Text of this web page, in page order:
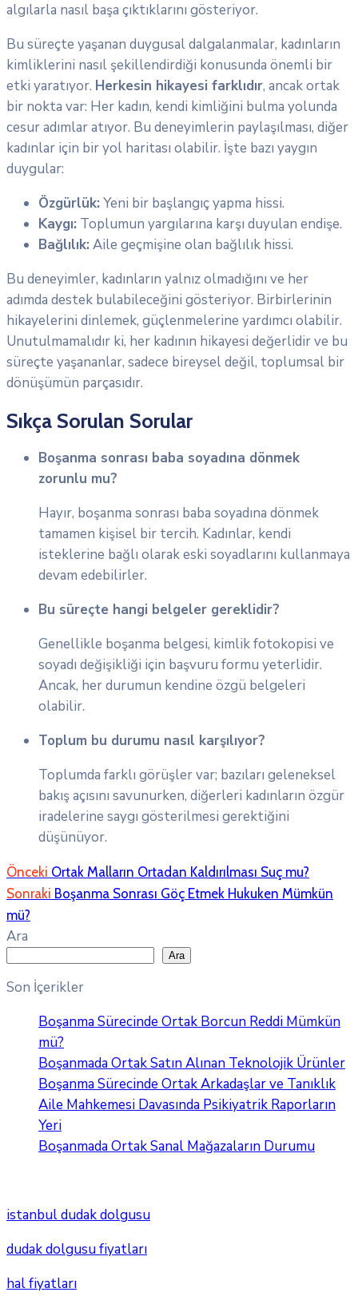
algılarla nasıl başa çıktıklarını gösteriyor.
Bu süreçte yaşanan duygusal dalgalanmalar, kadınların
kimliklerini nasıl şekillendirdiği konusunda önemli bir
etki yaratıyor. Herkesin hikayesi farklıdır, ancak ortak
bir nokta var: Her kadın, kendi kimliğini bulma yolunda
cesur adımlar atıyor. Bu deneyimlerin paylaşılması, diğer
kadınlar için bir yol haritası olabilir. İşte bazı yaygın
duygular:
Özgürlük: Yeni bir başlangıç yapma hissi.
Kaygı: Toplumun yargılarına karşı duyulan endişe.
Bağlılık: Aile geçmişine olan bağlılık hissi.
Bu deneyimler, kadınların yalnız olmadığını ve her
adımda destek bulabileceğini gösteriyor. Birbirlerinin
hikayelerini dinlemek, güçlenmelerine yardımcı olabilir.
Unutulmamalıdır ki, her kadının hikayesi değerlidir ve bu
süreçte yaşananlar, sadece bireysel değil, toplumsal bir
dönüşümün parçasıdır.
Sıkça Sorulan Sorular
Boşanma sonrası baba soyadına dönmek
zorunlu mu?
Hayır, boşanma sonrası baba soyadına dönmek
tamamen kişisel bir tercih. Kadınlar, kendi
isteklerine bağlı olarak eski soyadlarını kullanmaya
devam edebilirler.
Bu süreçte hangi belgeler gereklidir?
Genellikle boşanma belgesi, kimlik fotokopisi ve
soyadı değişikliği için başvuru formu yeterlidir.
Ancak, her durumun kendine özgü belgeleri
olabilir.
Toplum bu durumu nasıl karşılıyor?
Toplumda farklı görüşler var; bazıları geleneksel
bakış açısını savunurken, diğerleri kadınların özgür
iradelerine saygı gösterilmesi gerektiğini
düşünüyor.
Önceki Ortak Malların Ortadan Kaldırılması Suç mu?
Sonraki Boşanma Sonrası Göç Etmek Hukuken Mümkün
mü?
Ara
Ara
Son İçerikler
Boşanma Sürecinde Ortak Borcun Reddi Mümkün
mü?
Boşanmada Ortak Satın Alınan Teknolojik Ürünler
Boşanma Sürecinde Ortak Arkadaşlar ve Tanıklık
Aile Mahkemesi Davasında Psikiyatrik Raporların
Yeri
Boşanmada Ortak Sanal Mağazaların Durumu
istanbul dudak dolgusu
dudak dolgusu fiyatları
hal fiyatları